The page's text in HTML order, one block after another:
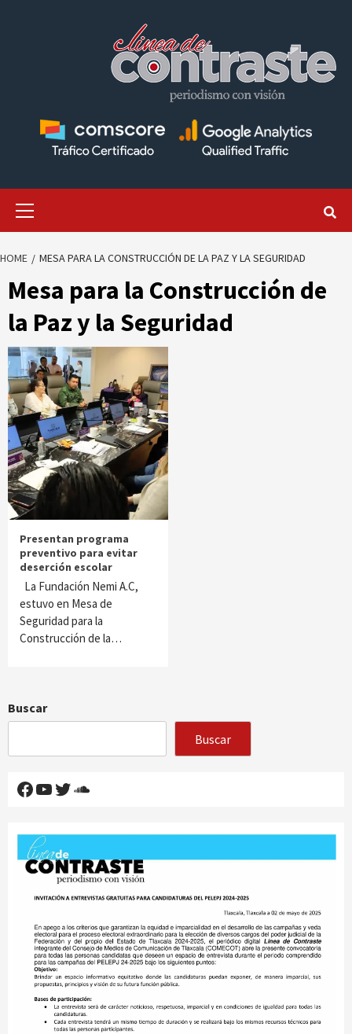
HOME MESA PARA LA CONSTRUCCIÓN DE LA PAZ Y LA SEGURIDAD
Mesa para la Construcción de
la Paz y la Seguridad
Presentan programa
preventivo para evitar
deserción escolar
La Fundación Nemi A.C,
estuvo en Mesa de
Seguridad para la
Construcción de la…
Buscar
Buscar
Facebook
YouTube
Twitter
SoundCloud